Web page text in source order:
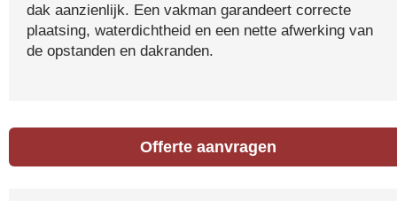
dak aanzienlijk. Een vakman garandeert correcte
plaatsing, waterdichtheid en een nette afwerking van
de opstanden en dakranden.
Offerte aanvragen